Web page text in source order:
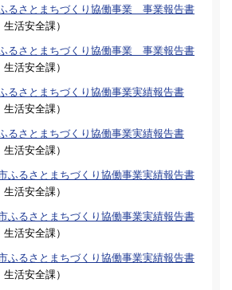
るさとまちづくり協働事業 事業報告書
生活安全課）
るさとまちづくり協働事業 事業報告書
生活安全課）
るさとまちづくり協働事業実績報告書
生活安全課）
るさとまちづくり協働事業実績報告書
生活安全課）
ふるさとまちづくり協働事業実績報告書
生活安全課）
ふるさとまちづくり協働事業実績報告書
生活安全課）
ふるさとまちづくり協働事業実績報告書
生活安全課）